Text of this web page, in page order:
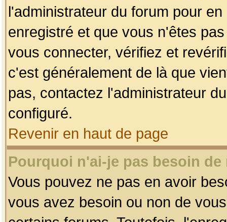
l'administrateur du forum pour
enregistré et que vous n'êtes
vous connecter, vérifiez et
c'est généralement de là que
pas, contactez l'administrateur
configuré.
Revenir en haut de page
Pourquoi n'ai-je pas besoin
Vous pouvez ne pas en avoir
vous avez besoin ou non de